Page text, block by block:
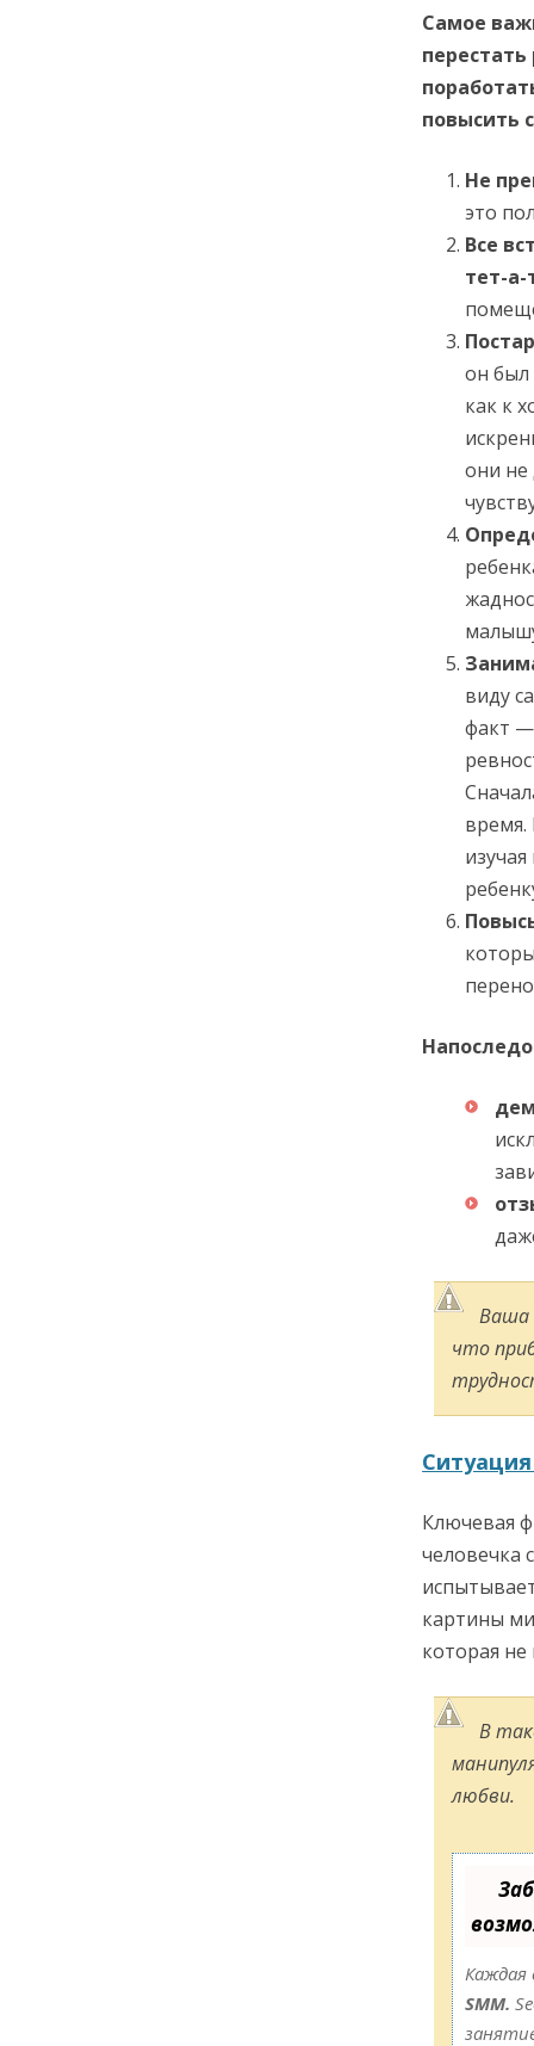
Самое
повысить
Не
это
Все
тет-
он был
как к
они не
виду
факт —
время.
Ваша
что
Ключевая
человечка
картины
которая
В
любви.
Каждая
SMM.